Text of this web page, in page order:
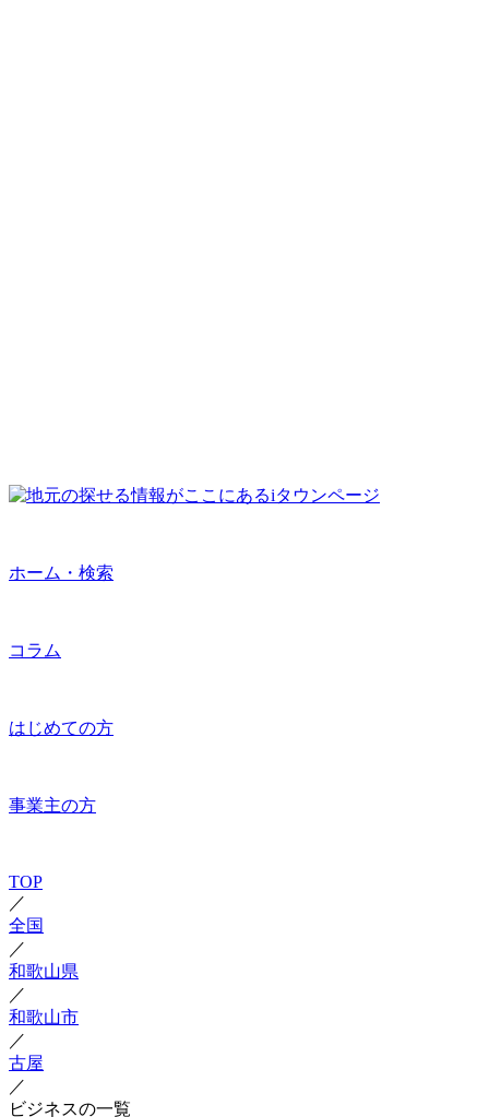
ホーム・検索
コラム
はじめての方
事業主の方
TOP
／
全国
／
和歌山県
／
和歌山市
／
古屋
／
ビジネスの一覧